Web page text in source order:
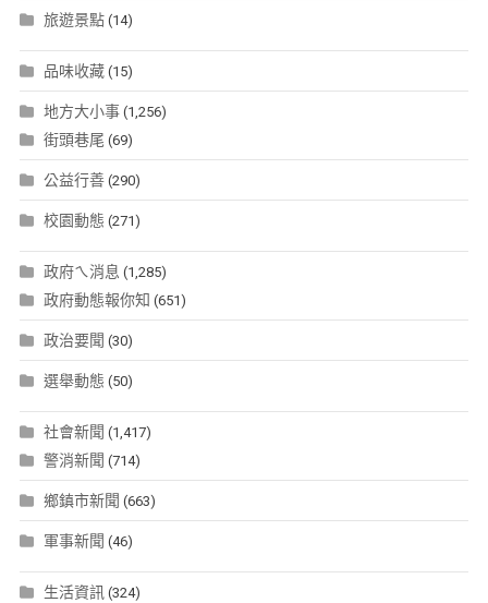
旅遊景點(14)
品味收藏(15)
地方大小事(1,256)
街頭巷尾 (69)
公益行善(290)
校園動態 (271)
政府ㄟ消息 (1,285)
政府動態報你知 (651)
政治要聞 (30)
選舉動態 (50)
社會新聞 (1,417)
警消新聞 (714)
鄉鎮市新聞 (663)
軍事新聞 (46)
生活資訊(324)